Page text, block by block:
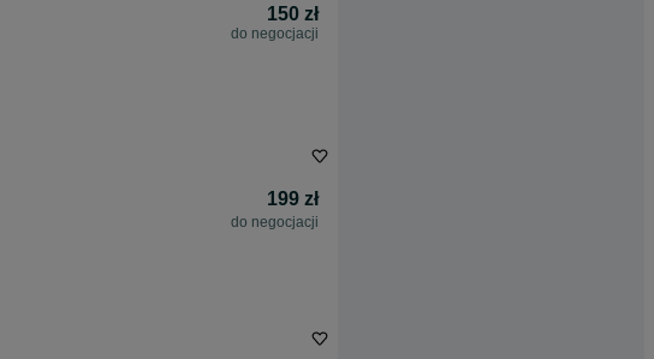
150 zł
do negocjacji
199 zł
do negocjacji